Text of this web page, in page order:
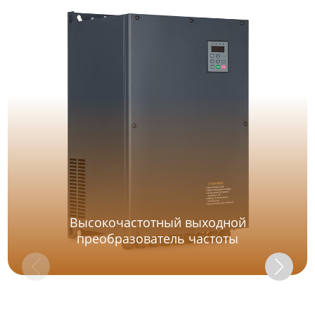
Высокочастотный выходной
преобразователь частоты